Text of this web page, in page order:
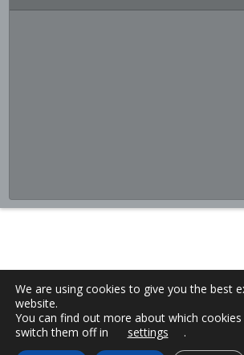
We are using cookies to give you the best
website.
You can find out more about which
switch them off in
settings
.